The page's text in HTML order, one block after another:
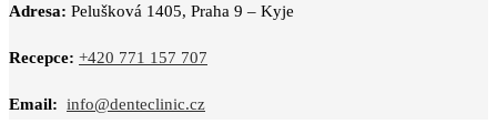
Adresa: Pelušková 1405, Praha 9 – Kyje
Recepce: +420 771 157 707
Email: info@denteclinic.cz